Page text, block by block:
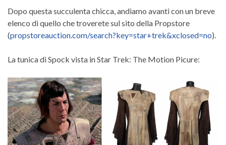
Dopo questa succulenta chicca, andiamo avanti con un breve
elenco di quello che troverete sul sito della Propstore
(propstoreauction.com/search?key=star+trek&xclosed=no).
La tunica di Spock vista in Star Trek: The Motion Picure: